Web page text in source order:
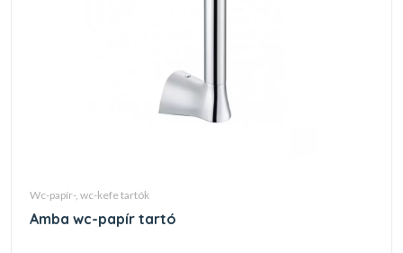
wc-papír-, wc-kefe tartók
amba wc-papír tartó